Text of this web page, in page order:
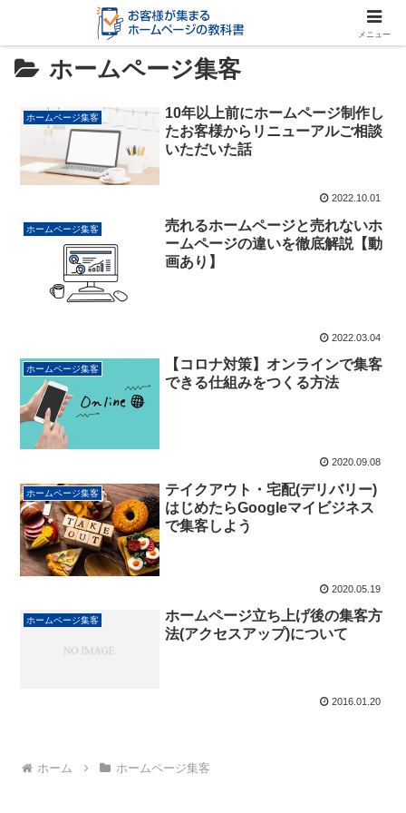
ホームページ集客
ホームページ集客
10年以上前にホームページ制作し
たお客様からリニューアルご相談
いただいた話
2022.10.01
ホームページ集客
売れるホームページと売れないホ
ームページの違いを徹底解説【動
画あり】
2022.03.04
ホームページ集客
【コロナ対策】オンラインで集客
できる仕組みをつくる方法
2020.09.08
ホームページ集客
テイクアウト・宅配(デリバリー)
はじめたらGoogleマイビジネス
で集客しよう
2020.05.19
ホームページ集客
ホームページ立ち上げ後の集客方
法(アクセスアップ)について
2016.01.20
ホーム ホームページ集客
メニュー